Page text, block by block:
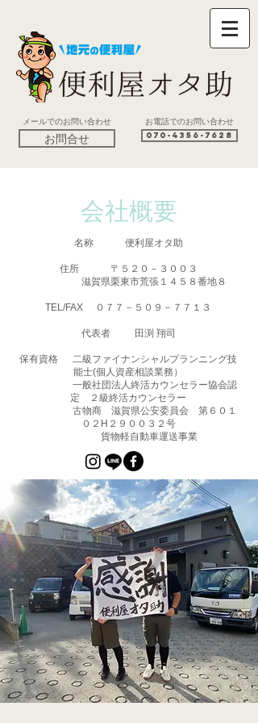
メールでのお問い合わせ
お問合せ
お電話でのお問い合わせ
070-4356-7628
会社概要
名称 便利屋オタ助
住所 〒５２０－３００３
滋賀県栗東市荒張１４５８番地８
TEL/FAX ０７７－５０９－７７１３
代表者 田渕 翔司
​保有資格 二級ファイナンシャルプランニング技
能士(個人資産相談業務）
一般社団法人終活カウンセラー協会認
定 ２級終活カウンセラー
古物商 滋賀県公安委員会 第６０１
０２H２９００３２号
貨物軽自動車運送事業